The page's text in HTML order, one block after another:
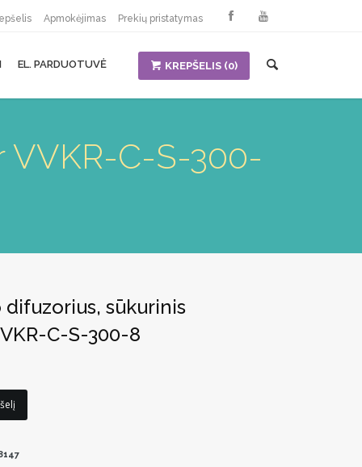
Apmokėjimas Prekių pristatymas
EL. PARDUOTUVĖ KREPŠELIS (0)
VVKR-C-S-300-
sūkurinis
C-S-300-8
€.